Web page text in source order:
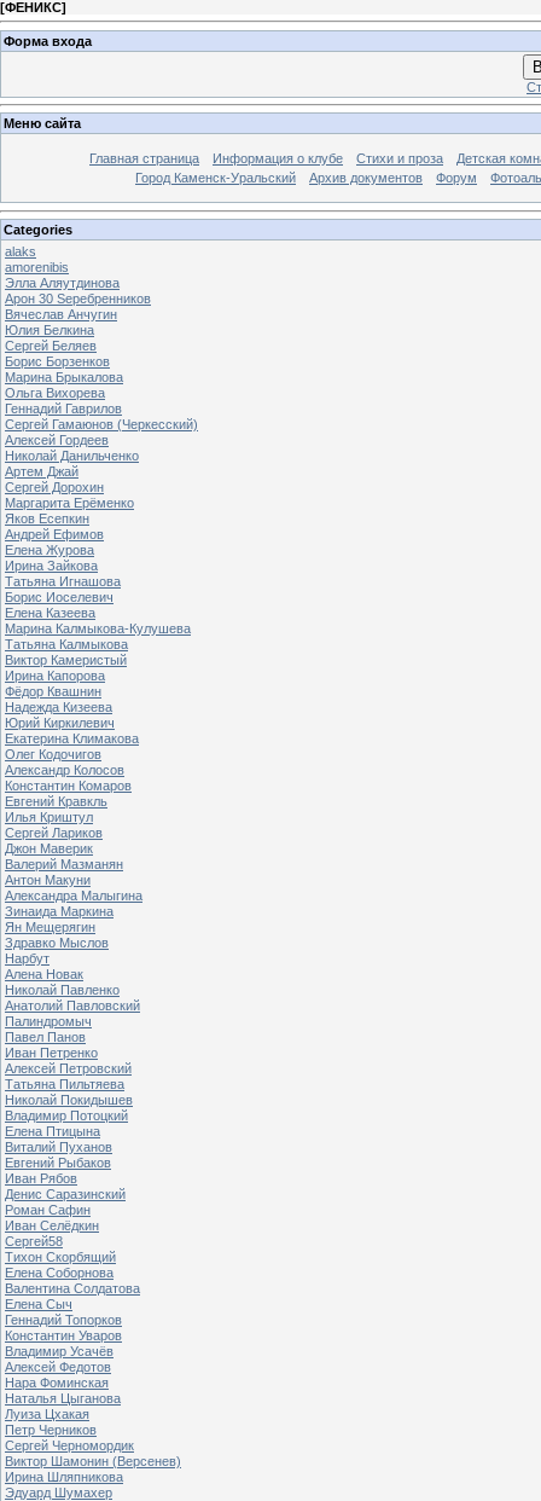
[ФЕНИКС]
Форма входа
Меню сайта
Главная страница Информация о клубе Стихи и проза
Детская
Город Каменск-Уральский
Архив документов Форум
Categories
alaks
amorenibis
Элла Аляутдинова
Арон 30 Sеребренников
Вячеслав Анчугин
Юлия Белкина
Сергей Беляев
Борис Борзенков
Марина Брыкалова
Ольга Вихорева
Геннадий Гаврилов
Сергей Гамаюнов (Черкесский)
Алексей Гордеев
Николай Данильченко
Артем Джай
Сергей Дорохин
Маргарита Ерёменко
Яков Есепкин
Андрей Ефимов
Елена Журова
Ирина Зайкова
Татьяна Игнашова
Борис Иоселевич
Елена Казеева
Марина Калмыкова-Кулушева
Татьяна Калмыкова
Виктор Камеристый
Ирина Капорова
Фёдор Квашнин
Надежда Кизеева
Юрий Киркилевич
Екатерина Климакова
Олег Кодочигов
Александр Колосов
Константин Комаров
Евгений Кравкль
Илья Криштул
Сергей Лариков
Джон Маверик
Валерий Мазманян
Антон Макуни
Александра Малыгина
Зинаида Маркина
Ян Мещерягин
Здравко Мыслов
Нарбут
Алена Новак
Николай Павленко
Анатолий Павловский
Палиндромыч
Павел Панов
Иван Петренко
Алексей Петровский
Татьяна Пильтяева
Николай Покидышев
Владимир Потоцкий
Елена Птицына
Виталий Пуханов
Евгений Рыбаков
Иван Рябов
Денис Саразинский
Роман Сафин
Иван Селёдкин
Сергей58
Тихон Скорбящий
Елена Соборнова
Валентина Солдатова
Елена Сыч
Геннадий Топорков
Константин Уваров
Владимир Усачёв
Алексей Федотов
Нара Фоминская
Наталья Цыганова
Луиза Цхакая
Петр Черников
Сергей Черномордик
Виктор Шамонин (Версенев)
Ирина Шляпникова
Эдуард Шумахер